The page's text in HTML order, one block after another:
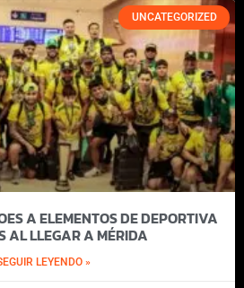
UNCATEGORIZED
A ELEMENTOS DE DEPORTIVA
AL LLEGAR A MÉRIDA
LEYENDO »